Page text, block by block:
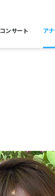
コンサート ア